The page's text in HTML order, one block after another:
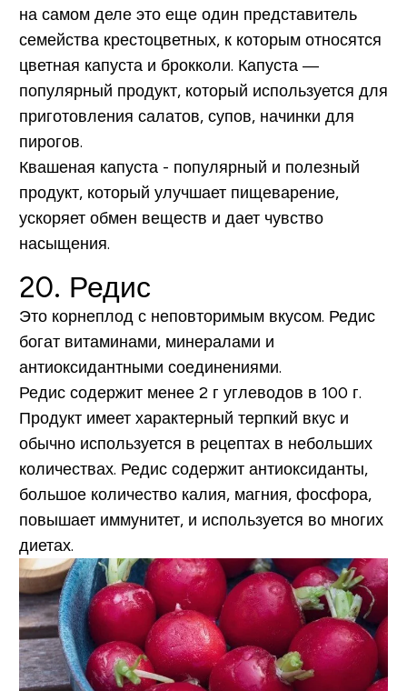
на самом деле это еще один представитель
семейства крестоцветных, к которым относятся
цветная капуста и брокколи. Капуста —
популярный продукт, который используется для
приготовления салатов, супов, начинки для
пирогов.
Квашеная капуста - популярный и полезный
продукт, который улучшает пищеварение,
ускоряет обмен веществ и дает чувство
насыщения.
20. Редис
Это корнеплод с неповторимым вкусом. Редис
богат витаминами, минералами и
антиоксидантными соединениями.
Редис содержит менее 2 г углеводов в 100 г.
Продукт имеет характерный терпкий вкус и
обычно используется в рецептах в небольших
количествах. Редис содержит антиоксиданты,
большое количество калия, магния, фосфора,
повышает иммунитет, и используется во многих
диетах.